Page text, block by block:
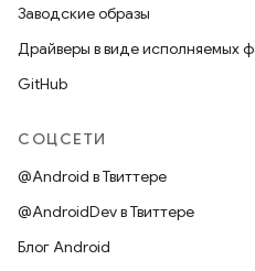
Заводские образы
Драйверы в виде исполняемых
GitHub
СОЦСЕТИ
@Android в Твиттере
@AndroidDev в Твиттере
Блог Android